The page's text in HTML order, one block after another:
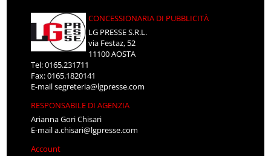
CONCESSIONARIA DI PUBBLICITÀ
LG PRESSE S.R.L.
via Festaz, 52
11100 AOSTA
Tel: 0165.231711
Fax: 0165.1820141
E-mailsegreteria@lgpresse.com
RESPONSABILE DI AGENZIA
Arianna Gori Chisari
E-maila.chisari@lgpresse.com
Account